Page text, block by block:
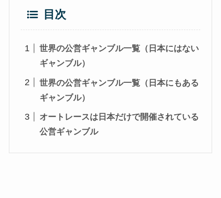
目次
世界の公営ギャンブル一覧（日本にはない
ギャンブル）
世界の公営ギャンブル一覧（日本にもある
ギャンブル）
オートレースは日本だけで開催されている
公営ギャンブル